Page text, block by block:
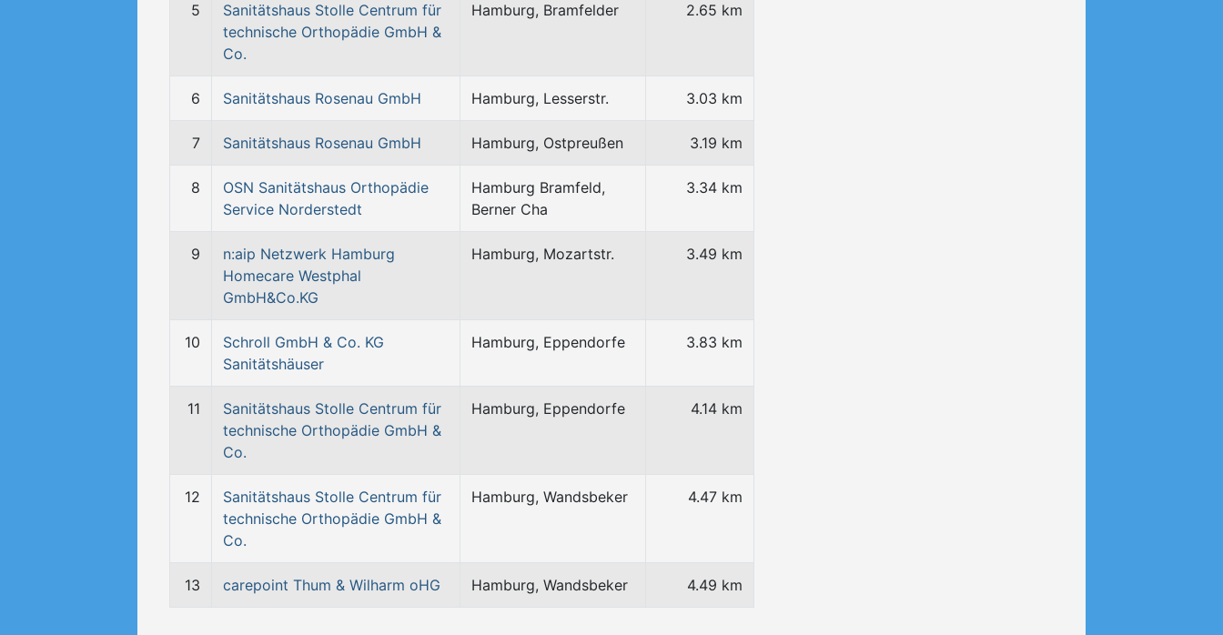
5
Sanitätshaus Stolle Centrum für
technische Orthopädie GmbH &
Co.
Hamburg, Bramfelder 2.65 km
6 Sanitätshaus Rosenau GmbH Hamburg, Lesserstr. 3.03 km
7 Sanitätshaus Rosenau GmbH Hamburg, Ostpreußen 3.19 km
8
OSN Sanitätshaus Orthopädie
Service Norderstedt
Hamburg Bramfeld,
Berner Cha
3.34 km
9
n:aip Netzwerk Hamburg
Homecare Westphal
GmbH&Co.KG
Hamburg, Mozartstr. 3.49 km
10
Schroll GmbH & Co. KG
Sanitätshäuser
Hamburg, Eppendorfe 3.83 km
11
Sanitätshaus Stolle Centrum für
technische Orthopädie GmbH &
Co.
Hamburg, Eppendorfe 4.14 km
12
Sanitätshaus Stolle Centrum für
technische Orthopädie GmbH &
Co.
Hamburg, Wandsbeker 4.47 km
13 carepoint Thum & Wilharm oHG Hamburg, Wandsbeker 4.49 km